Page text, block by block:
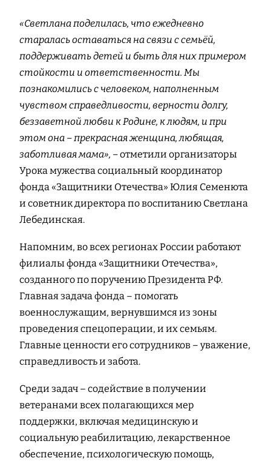
«Светлана поделилась, что ежедневно
старалась оставаться на связи с семьёй,
поддерживать детей и быть для них примером
стойкости и ответственности. Мы
познакомились с человеком, наполненным
чувством справедливости, верности долгу,
беззаветной любви к Родине, к людям, и при
этом она – прекрасная женщина, любящая,
заботливая мама», –отметили организаторы
Урока мужества социальный координатор
фонда «Защитники Отечества» Юлия Семенюта
и советник директора по воспитанию Светлана
Лебединская.
Напомним, во всех регионах России работают
филиалы фонда «Защитники Отечества»,
созданного по поручению Президента РФ.
Главная задача фонда – помогать
военнослужащим, вернувшимся из зоны
проведения спецоперации, и их семьям.
Главные ценности его сотрудников – уважение,
справедливость и забота.
Среди задач – содействие в получении
ветеранами всех полагающихся мер
поддержки, включая медицинскую и
социальную реабилитацию, лекарственное
обеспечение, психологическую помощь,